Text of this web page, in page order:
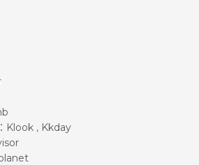
Klook , Kkday